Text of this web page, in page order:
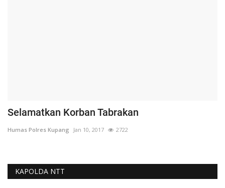
Selamatkan Korban Tabrakan
Humas Polres Kupang Jan 10, 2017 2722
KAPOLDA NTT